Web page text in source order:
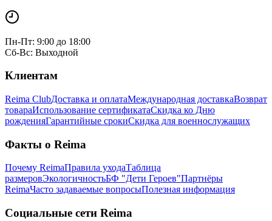
Пн-Пт: 9:00 до 18:00
Сб-Вс: Выходной
Клиентам
Reima ClubДоставка и оплатаМеждународная доставкаВозврат
товараИспользование сертификатаСкидка ко Дню
рожденияГарантийные срокиСкидка для военнослужащих
Факты о Reima
Почему ReimaПравила уходаТаблица
размеровЭкологичностьБФ "Дети Героев"Партнёры
ReimaЧасто задаваемые вопросыПолезная информация
Социальные сети Reima